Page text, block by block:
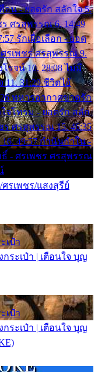
อน - ยอดรัก สลักใจ 5.
ศรสุพรรณ 6. 14:49
รักเผื่อเลือก - ยอด
รเพชร ศรสุพรรณ 9.
รจน์ 10. 28:08 ไม่มี
11. 31:29 ชีวิตไอ้
ทหารอากาศขาดรัก
ใจโทรม - ยอดรัก สลัก
ร ศรสุพรรณ 15. 46:35
49:57 กำนันกำใน -
ธิ์ - ศรเพชร ศรสุพรรณ
รเพชร/แสงสุรีย์
เป๋า
ระเป๋า | เตือนใจ บุญ
เป๋า
ระเป๋า | เตือนใจ บุญ